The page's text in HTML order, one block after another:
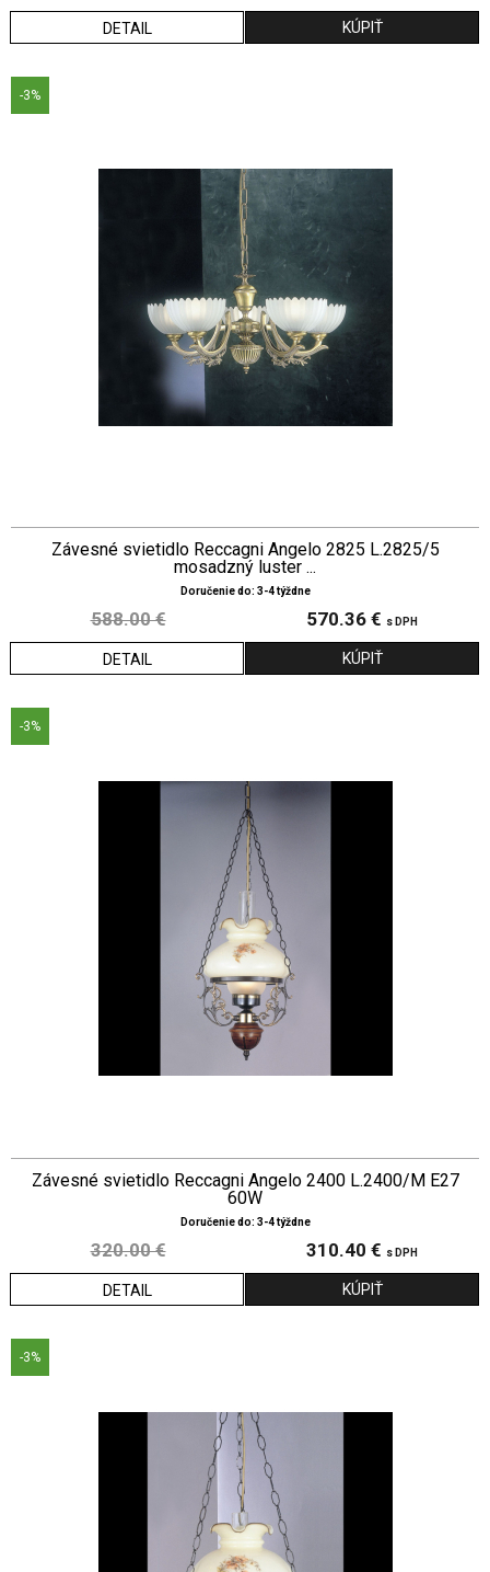
DETAIL
-3%
Závesné svietidlo Reccagni Angelo 2825 L.2825/5
mosadzný luster ...
Doručenie do: 3-4 týždne
588.00 € 570.36 € s DPH
DETAIL
-3%
Závesné svietidlo Reccagni Angelo 2400 L.2400/M E27
60W
Doručenie do: 3-4 týždne
320.00 € 310.40 € s DPH
DETAIL
-3%